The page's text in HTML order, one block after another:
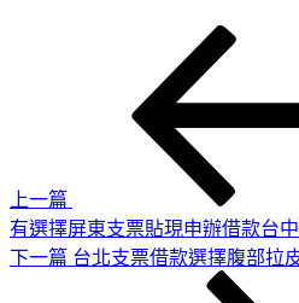
上一篇
有選擇屏東支票貼現申辦借款台
下
下一篇 台北支票借款選擇腹部拉